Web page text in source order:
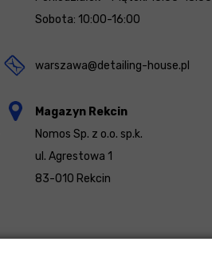
Sobota: 10:00-16:00
warszawa@detailing-house.pl
Magazyn Rekcin
Nomos Sp. z o.o. sp.k.
ul. Agrestowa 1
83-010 Rekcin